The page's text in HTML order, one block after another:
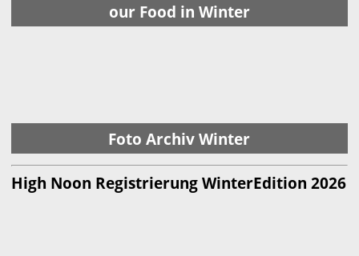
our Food in Winter
Foto Archiv Winter
High Noon Registrierung WinterEdition 2026